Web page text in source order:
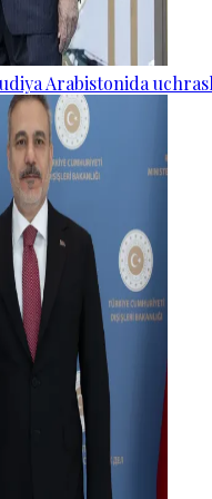
Arabistonida